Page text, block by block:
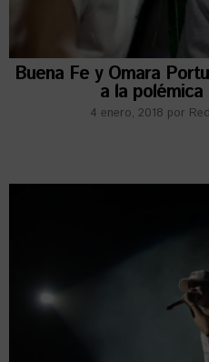
Buena Fe y Omara
a la
4 enero, 2018 por